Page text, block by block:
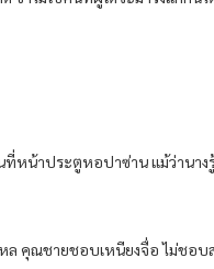
น้าประตูหอปาซ่าน แม้ว่านาง
ล คุณชายชอบเหนียงจื่อ ไม่ชอ